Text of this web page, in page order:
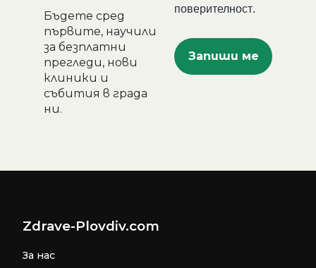
Бъдете сред
първите, научили
за безплатни
прегледи, нови
клиники и
събития в града
ни.
поверителност.
Zdrave-Plovdiv.com
За нас